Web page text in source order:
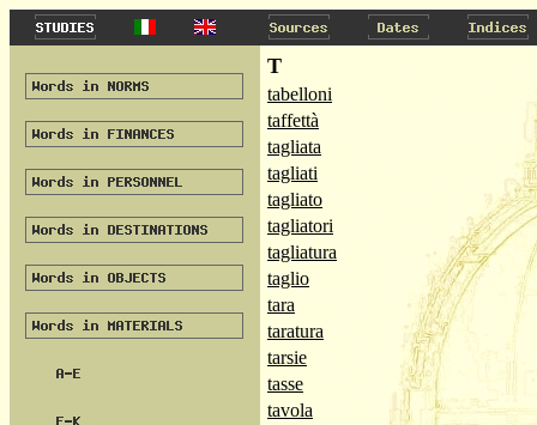
T
tabelloni
taffettà
tagliata
tagliati
tagliato
tagliatori
tagliatura
taglio
tara
taratura
tarsie
tasse
tavola